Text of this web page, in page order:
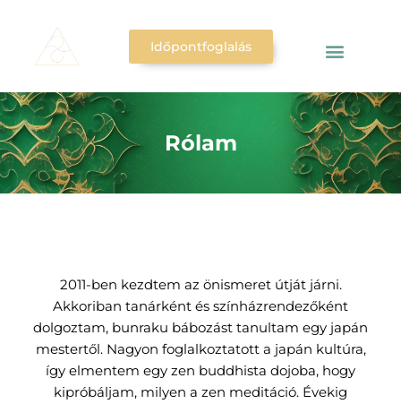
Időpontfoglalás
Rólam
2011-ben kezdtem az önismeret útját járni.
Akkoriban tanárként és színházrendezőként
dolgoztam, bunraku bábozást tanultam egy japán
mestertől. Nagyon foglalkoztatott a japán kultúra,
így elmentem egy zen buddhista dojoba, hogy
kipróbáljam, milyen a zen meditáció. Évekig